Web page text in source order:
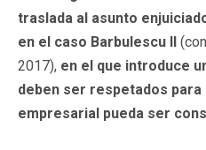
traslada al asunto
en el caso Barbulescu II
2017), en el que introduce
deben ser respetados
empresarial pueda ser